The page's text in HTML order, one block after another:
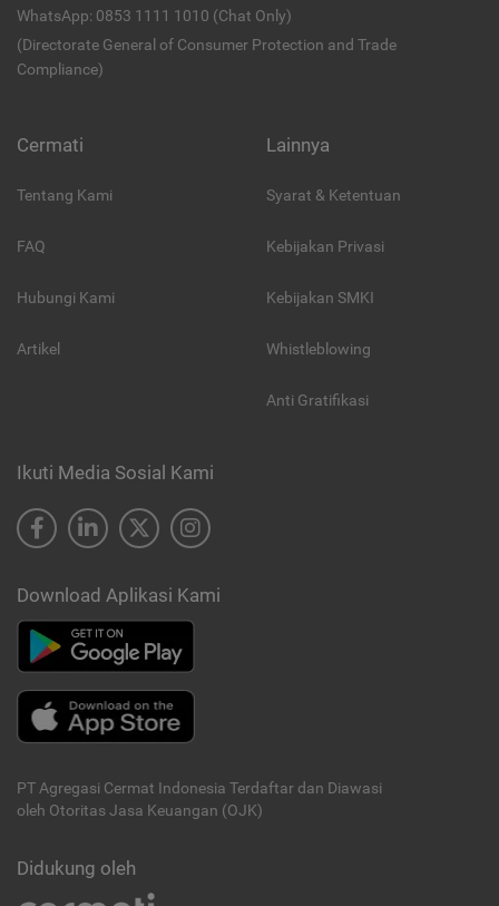
WhatsApp: 0853 1111 1010 (Chat Only)
(Directorate General of Consumer Protection and Trade
Compliance)
Cermati
Tentang Kami
FAQ
Hubungi Kami
Artikel
Lainnya
Syarat & Ketentuan
Kebijakan Privasi
Kebijakan SMKI
Whistleblowing
Anti Gratifikasi
Ikuti Media Sosial Kami
Download Aplikasi Kami
PT Agregasi Cermat Indonesia Terdaftar dan Diawasi
oleh Otoritas Jasa Keuangan (OJK)
Didukung oleh